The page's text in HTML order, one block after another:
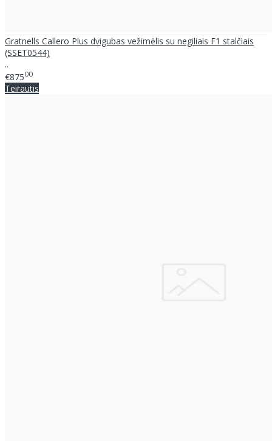
Gratnells Callero Plus dvigubas vežimėlis su negiliais F1 stalčiais
(SSET0544)
..
€87500
Teirautis